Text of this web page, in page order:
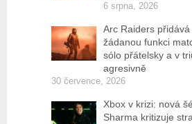
6 srpna, 2026
Arc Raiders
žádanou funkci
sólo přátelsky a v
agresivně
30 července, 2026
Xbox v krizi: nová
Sharma kritizuje